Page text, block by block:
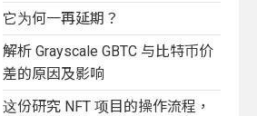
它为何一再延期？
解析 Grayscale GBTC 与比特币价
差的原因及影响
这份研究 NFT 项目的操作流程，